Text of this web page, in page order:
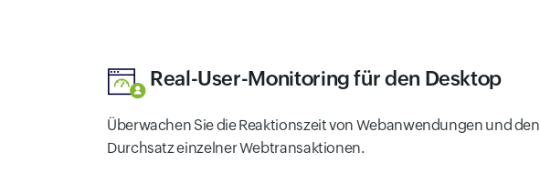
Real-User-Monitoring für den Desktop
Überwachen Sie die Reaktionszeit von Webanwendungen und den
Durchsatz einzelner Webtransaktionen.